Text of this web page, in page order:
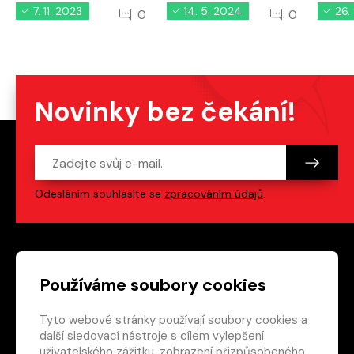
Používáme soubory cookies
Tyto webové stránky používají soubory cookies a
další sledovací nástroje s cílem vylepšení
7. 11. 2023 0 14. 5. 2024 0 26.
Novinky bez čekání!
Odesláním souhlasíte se zpracováním údajů.
Patička webu Odkazy na sociální
Vedlejší navigace
redakce@crew.cz